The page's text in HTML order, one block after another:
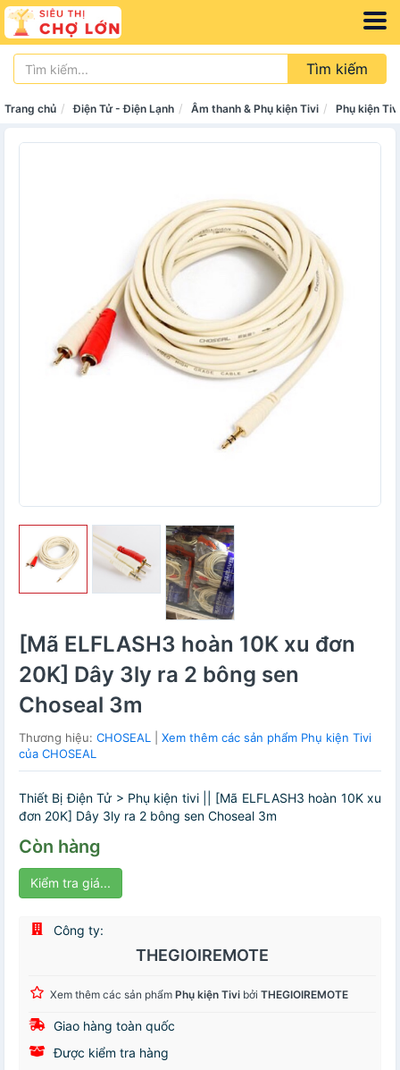
Tìm kiếm
Trang chủ Điện Tử - Điện Lạnh Âm thanh & Phụ kiện Tivi Phụ kiện Tivi
[Mã ELFLASH3 hoàn 10K xu đơn
20K] Dây 3ly ra 2 bông sen
Choseal 3m
Thương hiệu: CHOSEAL
Xem thêm các sản phẩm Phụ kiện Tivi
của CHOSEAL
Thiết Bị Điện Tử > Phụ kiện tivi || [Mã ELFLASH3 hoàn 10K xu
đơn 20K] Dây 3ly ra 2 bông sen Choseal 3m
Còn hàng
Kiểm tra giá...
Công ty:
THEGIOIREMOTE
Xem thêm các sản phẩm Phụ kiện Tivi bởi THEGIOIREMOTE
Giao hàng toàn quốc
Được kiểm tra hàng